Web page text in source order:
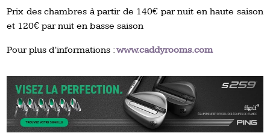
Prix des chambres à partir de 140€ par nuit en haute saison
et 120€ par nuit en basse saison
Pour plus d’informations :www.caddyrooms.com